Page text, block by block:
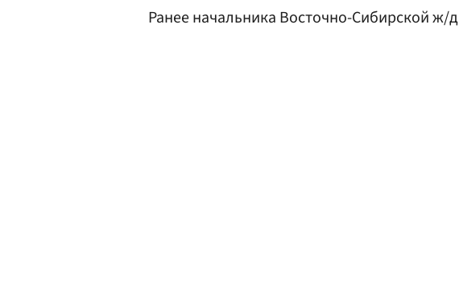
Ранее начальника Восточно-Сибирской ж/д